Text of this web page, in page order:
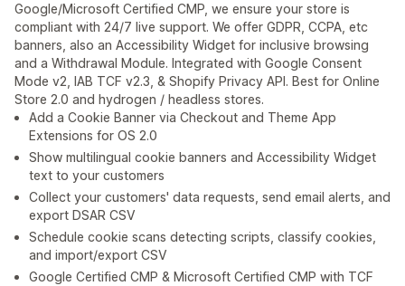
Google/Microsoft Certified CMP, we ensure your store is
compliant with 24/7 live support. We offer GDPR, CCPA, etc
banners, also an Accessibility Widget for inclusive browsing
and a Withdrawal Module. Integrated with Google Consent
Mode v2, IAB TCF v2.3, & Shopify Privacy API. Best for Online
Store 2.0 and hydrogen / headless stores.
Add a Cookie Banner via Checkout and Theme App
Extensions for OS 2.0
Show multilingual cookie banners and Accessibility Widget
text to your customers
Collect your customers' data requests, send email alerts, and
export DSAR CSV
Schedule cookie scans detecting scripts, classify cookies,
and import/export CSV
Google Certified CMP & Microsoft Certified CMP with TCF